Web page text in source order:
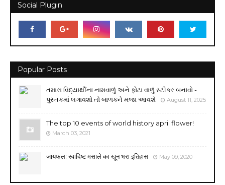
Social Plugin
Popular Posts
તમારા વિદ્યાર્થીના નામવાળું અને ફોટા વાળું સ્ટીકર બનાવો -
પુસ્તકમાં લગાવશો તો બાળકને મજા આવશે
August 11, 2025
The top 10 events of world history april flower!
March 03, 2021
जायफल: स्वादिष्ट मसाले का खून भरा इतिहास May 09, 2020